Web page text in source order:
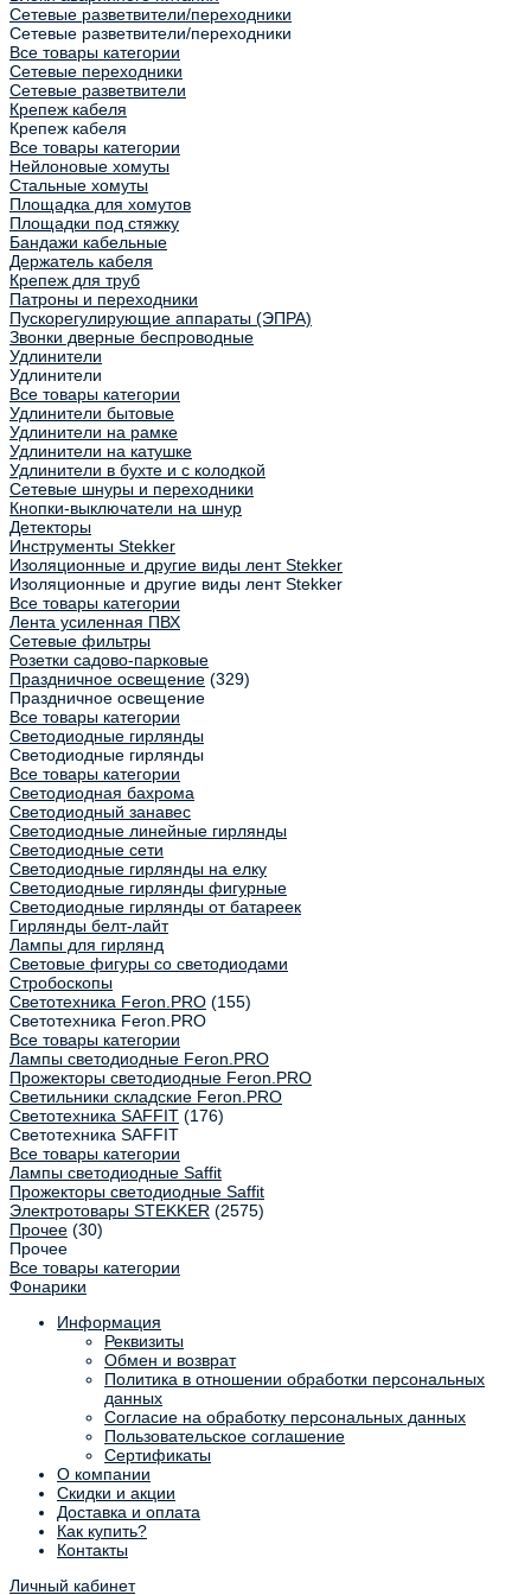
Сетевые разветвители/переходники
Сетевые разветвители/переходники
Все товары категории
Сетевые переходники
Сетевые разветвители
Крепеж кабеля
Крепеж кабеля
Все товары категории
Нейлоновые хомуты
Стальные хомуты
Площадка для хомутов
Площадки под стяжку
Бандажи кабельные
Держатель кабеля
Крепеж для труб
Патроны и переходники
Пускорегулирующие аппараты (ЭПРА)
Звонки дверные беспроводные
Удлинители
Удлинители
Все товары категории
Удлинители бытовые
Удлинители на рамке
Удлинители на катушке
Удлинители в бухте и с колодкой
Сетевые шнуры и переходники
Кнопки-выключатели на шнур
Детекторы
Инструменты Stekker
Изоляционные и другие виды лент Stekker
Изоляционные и другие виды лент Stekker
Все товары категории
Лента усиленная ПВХ
Сетевые фильтры
Розетки садово-парковые
Праздничное освещение (329)
Праздничное освещение
Все товары категории
Светодиодные гирлянды
Светодиодные гирлянды
Все товары категории
Светодиодная бахрома
Светодиодный занавес
Светодиодные линейные гирлянды
Светодиодные сети
Светодиодные гирлянды на елку
Светодиодные гирлянды фигурные
Светодиодные гирлянды от батареек
Гирлянды белт-лайт
Лампы для гирлянд
Световые фигуры со светодиодами
Стробоскопы
Светотехника Feron.PRO (155)
Светотехника Feron.PRO
Все товары категории
Лампы светодиодные Feron.PRO
Прожекторы светодиодные Feron.PRO
Светильники складские Feron.PRO
Светотехника SAFFIT (176)
Светотехника SAFFIT
Все товары категории
Лампы светодиодные Saffit
Прожекторы светодиодные Saffit
Электротовары STEKKER (2575)
Прочее (30)
Прочее
Все товары категории
Фонарики
Информация
Реквизиты
Обмен и возврат
Политика в отношении обработки персональных
данных
Согласие на обработку персональных данных
Пользовательское соглашение
Сертификаты
О компании
Скидки и акции
Доставка и оплата
Как купить?
Контакты
Личный кабинет